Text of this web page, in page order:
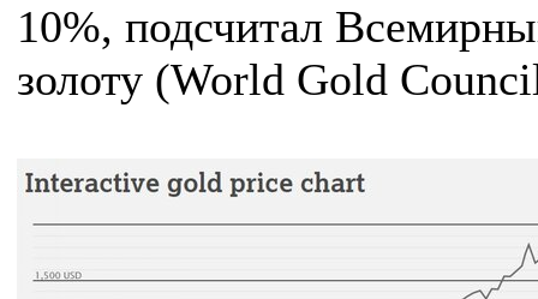
10%, подсчитал
золоту (World Gold